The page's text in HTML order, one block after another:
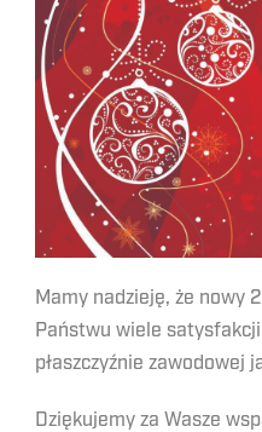
Mamy nadzieję, że nowy
Państwu wiele
płaszczyźnie zawodowej
Dziękujemy za Wasze